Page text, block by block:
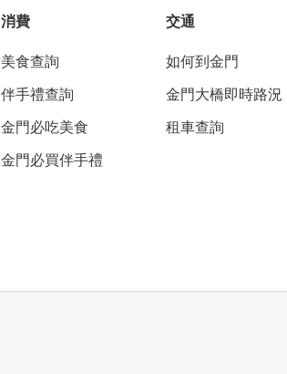
消費
美食查詢
伴手禮查詢
金門必吃美食
金門必買伴手禮
交通
如何到金門
金門大橋即時路況
租車查詢